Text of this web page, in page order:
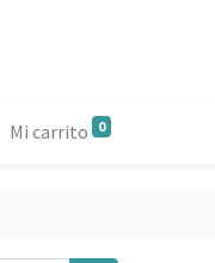
Mi carrito 0